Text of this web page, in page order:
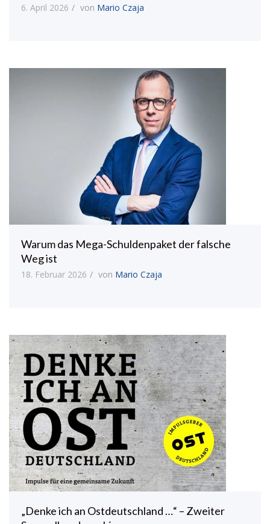
6. April 2026 von Mario Czaja
Warum das Mega-Schuldenpaket der falsche
Weg ist
18. Februar 2026 von Mario Czaja
„Denke ich an Ostdeutschland …“ – Zweiter